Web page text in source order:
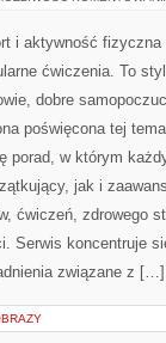
i aktywność
ćwiczenia. To
dobre
poświęcona tej
porad, w którym
jak i
ćwiczeń, zdrowego
Serwis koncentruje
związane z […]